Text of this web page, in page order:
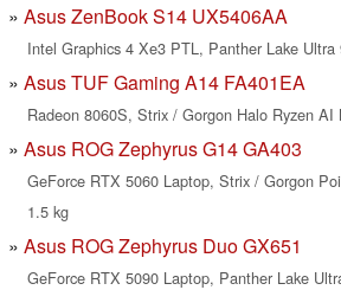
Asus ZenBook S14 UX5406AA
Intel Graphics 4 Xe3 PTL, Panther Lake
Asus TUF Gaming A14 FA401EA
Radeon 8060S, Strix / Gorgon Halo Ryzen
Asus ROG Zephyrus G14 GA403
GeForce RTX 5060 Laptop, Strix / Gorgon
1.5 kg
Asus ROG Zephyrus Duo GX651
GeForce RTX 5090 Laptop, Panther Lake